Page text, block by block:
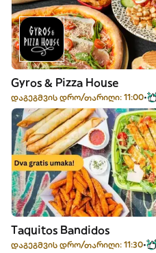
Gyros & Pizza House
დაგეგმვის დრო/თარიღი: 11:00
Taquitos Bandidos
დაგეგმვის დრო/თარიღი: 11:30